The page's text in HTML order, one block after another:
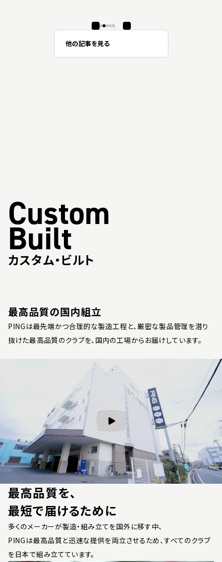
他の記事を見る
Custom
Built
カスタム・ビルト
最高品質の国内組立
PINGは最先端かつ合理的な製造工程と、厳密な製品管理を潜り
抜けた最高品質のクラブを、国内の工場からお届けしています。
最高品質を、
最短で届けるために
多くのメーカーが製造・組み立てを国外に移す中、
PINGは最高品質と迅速な提供を両立させるため、すべてのクラブ
を日本で組み立てています。